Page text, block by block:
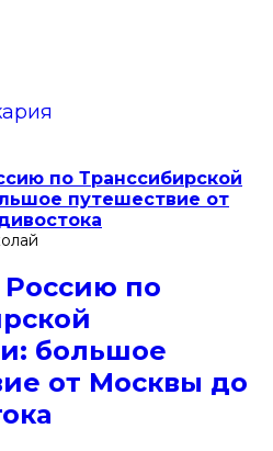
область
по
большое
от Москвы до